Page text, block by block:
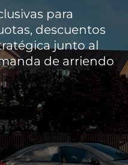
para
descuentos
junto al
de arriendo